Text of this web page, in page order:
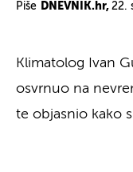
Piše DNEVNIK.hr, 22.
Klimatolog Ivan
osvrnuo na
te objasnio kako